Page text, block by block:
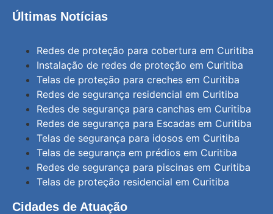
Últimas Notícias
Redes de proteção para cobertura em Curitiba
Instalação de redes de proteção em Curitiba
Telas de proteção para creches em Curitiba
Redes de segurança residencial em Curitiba
Redes de segurança para canchas em Curitiba
Redes de segurança para Escadas em Curitiba
Telas de segurança para idosos em Curitiba
Telas de segurança em prédios em Curitiba
Redes de segurança para piscinas em Curitiba
Telas de proteção residencial em Curitiba
Cidades de Atuação